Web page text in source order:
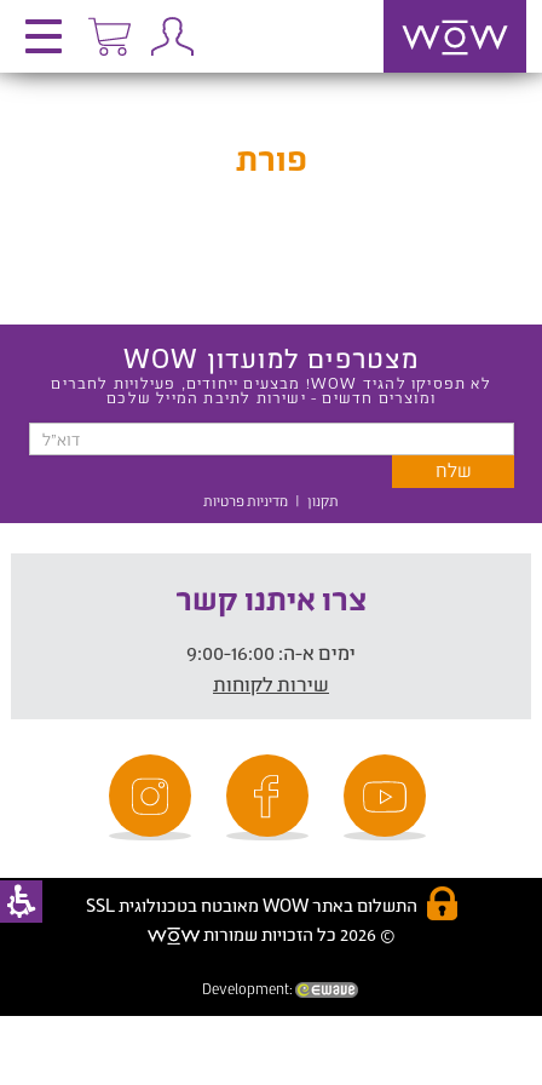
פורת
מצטרפים למועדון WOW
לא תפסיקו להגיד WOW! מבצעים ייחודים, פעילויות לחברים
ומוצרים חדשים - ישירות לתיבת המייל שלכם
תקנון | מדיניות פרטיות
צרו איתנו קשר
ימים א-ה:
שירות לקוחות
התשלום באתר WOW מאובטח בטכנולוגית SSL
© 2026 כל הזכויות שמורות
Development: